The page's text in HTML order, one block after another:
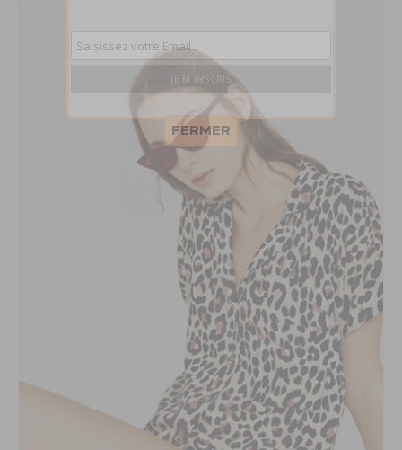
This popup will close in:58
FERMER